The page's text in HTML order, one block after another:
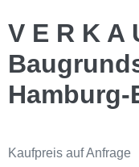
V E R K A
Kaufpreis auf Anfrage